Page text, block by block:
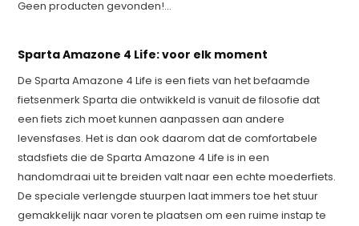
Geen producten gevonden!...
Sparta Amazone 4 Life: voor elk moment
De Sparta Amazone 4 Life is een fiets van het befaamde
fietsenmerk Sparta die ontwikkeld is vanuit de filosofie dat
een fiets zich moet kunnen aanpassen aan andere
levensfases. Het is dan ook daarom dat de comfortabele
stadsfiets die de Sparta Amazone 4 Life is in een
handomdraai uit te breiden valt naar een echte moederfiets.
De speciale verlengde stuurpen laat immers toe het stuur
gemakkelijk naar voren te plaatsen om een ruime instap te